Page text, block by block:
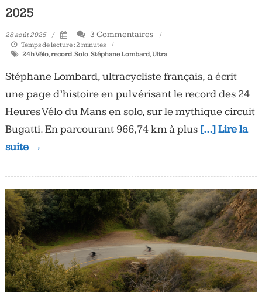
2025
28 août 2025 3 Commentaires
Temps de lecture :2 minutes
24h Vélo,record,Solo,Stéphane Lombard,Ultra
Stéphane Lombard, ultracycliste français, a écrit
une page d’histoire en pulvérisant le record des 24
Heures Vélo du Mans en solo, sur le mythique circuit
Bugatti. En parcourant 966,74 km à plus […] Lire la
suite →